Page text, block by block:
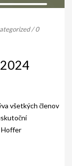
/0
všetkých členov
Hoffer